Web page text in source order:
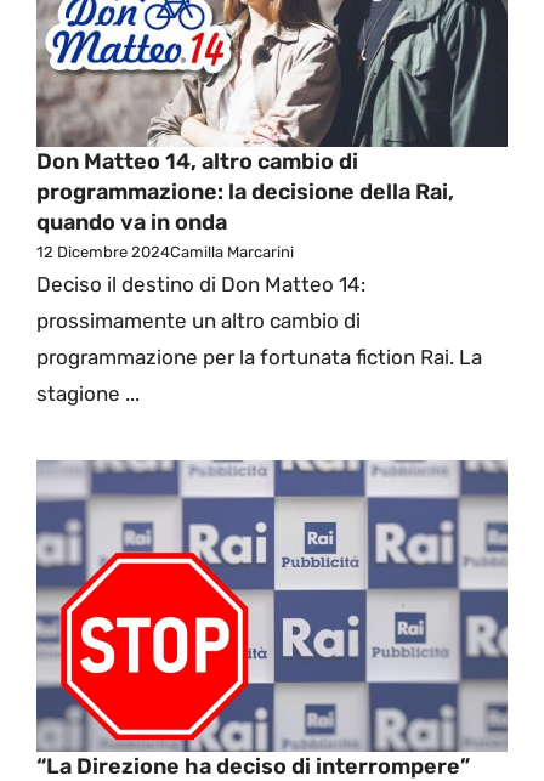
Don Matteo 14, altro cambio di
programmazione: la decisione della Rai,
quando va in onda
12 Dicembre 2024Camilla Marcarini
Deciso il destino di Don Matteo 14:
prossimamente un altro cambio di
programmazione per la fortunata fiction Rai. La
stagione ...
“La Direzione ha deciso di interrompere”